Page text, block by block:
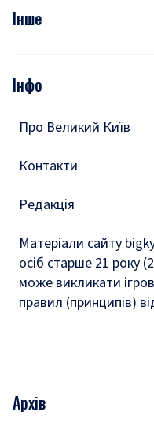
Фото
Подкасти
Інше
Тести
Інфо
Про Великий Київ
Контакти
Редакція
Матеріали сайту
осіб старше 21 року
може викликати
правил (принципів)
Архів